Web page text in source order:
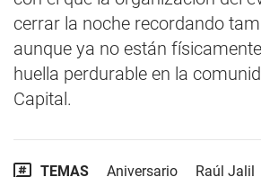
cerrar la noche recordando
aunque ya no están
huella perdurable en la
Capital.
TEMAS Aniversario Raúl Jalil